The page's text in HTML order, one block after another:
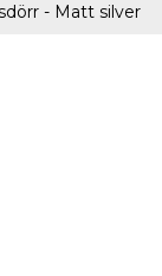
- Matt silver